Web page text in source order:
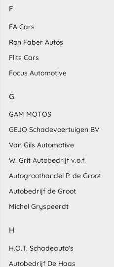
F
FA Cars
Ron Faber Autos
Flits Cars
Focus Automotive
G
GAM MOTOS
GEJO Schadevoertuigen BV
Van Gils Automotive
W. Grit Autobedrijf v.o.f.
Autogroothandel P. de Groot
Autobedrijf de Groot
Michel Gryspeerdt
H
H.O.T. Schadeauto's
Autobedrijf De Haas